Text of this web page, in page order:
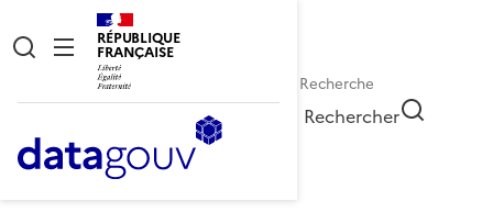
RÉPUBLIQUE
FRANÇAISE
Rechercher